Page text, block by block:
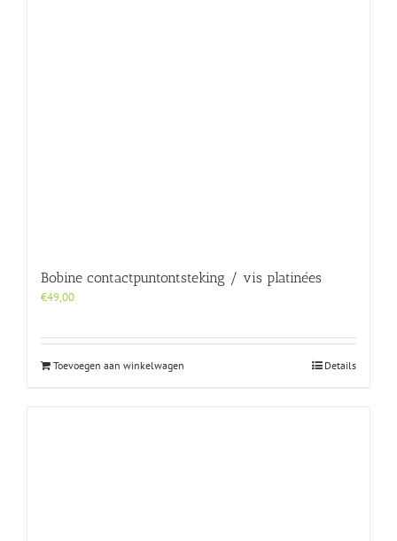
Bobine contactpuntontsteking / vis platinées
€49,00
Toevoegen aan winkelwagen Details